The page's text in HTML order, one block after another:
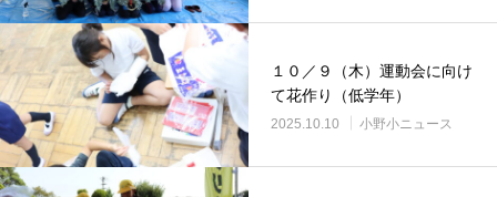
１０／９（木）運動会に向け
て花作り（低学年）
2025.10.10 小野小ニュース